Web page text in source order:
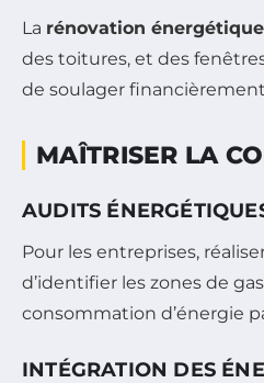
La rénovation énergétique
des toitures, et des
de soulager
MAÎTRISER LA
AUDITS
Pour les entreprises,
d’identifier les zones de
consommation d’énergie
INTÉGRATION DES